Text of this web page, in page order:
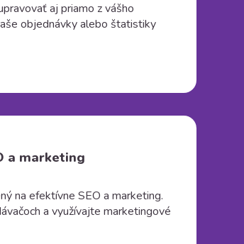
aj priamo z vášho
objednávky alebo štatistiky
a marketing
na efektívne SEO a marketing.
a využívajte marketingové